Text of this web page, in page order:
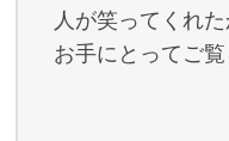
人が笑ってくれ
お手にとってご覧